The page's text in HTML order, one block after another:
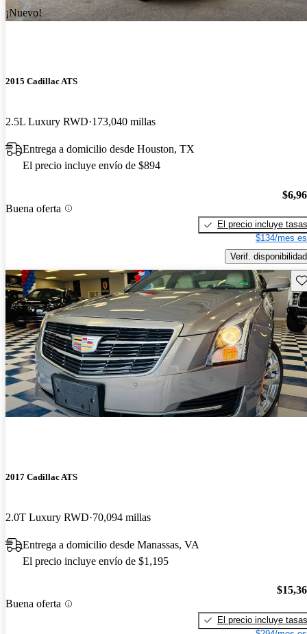
¡Nuevo!
2015 Cadillac ATS
2.5L Luxury RWD 173,040 millas
Entrega a domicilio desde Houston, TX
El precio incluye envío de $894
Buena oferta
El precio incluye tasas
$134/mes
Verif. disponibilidad
2017 Cadillac ATS
2.0T Luxury RWD 70,094 millas
Entrega a domicilio desde Manassas, VA
El precio incluye envío de $1,195
Buena oferta
El precio incluye tasas